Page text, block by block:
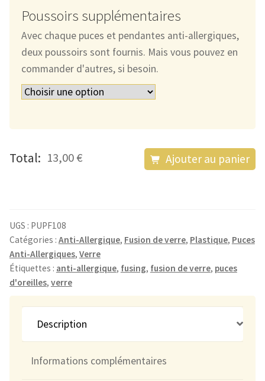
Poussoirs supplémentaires
Avec chaque puces et pendantes anti-allergiques,
deux poussoirs sont fournis. Mais vous pouvez en
commander d'autres, si besoin.
Total: 13,00 €
Allergiques
Payées
Bleu,
Vert
Argentées
Ajouter au panier
UGS : PUPF108
Catégories : Anti-Allergique, Fusion de verre, Plastique, Puces
Anti-Allergiques, Verre
Étiquettes : anti-allergique, fusing, fusion de verre, puces
d'oreilles, verre
Description
Informations complémentaires